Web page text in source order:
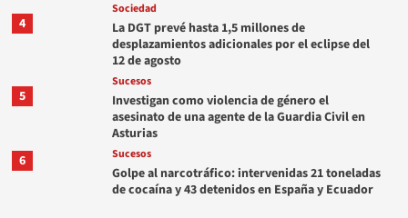
4
Sociedad
La DGT prevé hasta 1,5 millones de
desplazamientos adicionales por el eclipse del
12 de agosto
5
Sucesos
Investigan como violencia de género el
asesinato de una agente de la Guardia Civil en
Asturias
6
Sucesos
Golpe al narcotráfico: intervenidas 21 toneladas
de cocaína y 43 detenidos en España y Ecuador